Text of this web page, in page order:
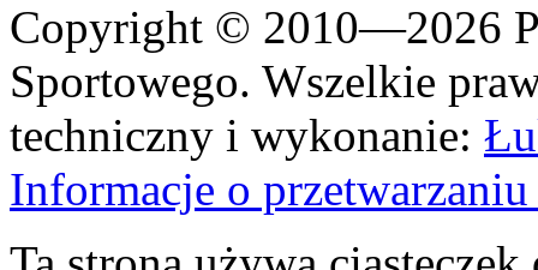
Copyright © 2010—2026
Sportowego. Wszelkie
techniczny i wykonanie:
Informacje o